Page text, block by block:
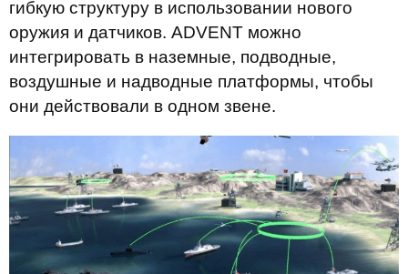
гибкую структуру в использовании нового
оружия и датчиков. ADVENT можно
интегрировать в наземные, подводные,
воздушные и надводные платформы, чтобы
они действовали в одном звене.